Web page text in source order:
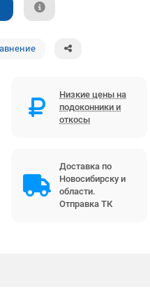
Низкие цены на
подоконники и
откосы
Доставка по
Новосибирску и
области.
Отправка ТК